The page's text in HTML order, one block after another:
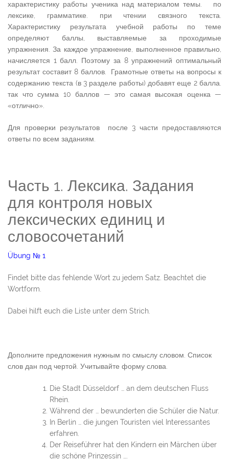
характеристику работы ученика над материалом темы. по
лексике, грамматике. при чтении связного текста.
Характеристику результата учебной работы по теме
определяют баллы, выставляемые за проходимые
упражнения. За каждое упражнение, выполненное правильно,
начисляется 1 балл. Поэтому за 8 упражнений оптимальный
результат составит 8 баллов. Грамотные ответы на вопросы к
содержанию текста (в 3 разделе работы) добавят еще 2 балла.
так что сумма 10 баллов — это самая высокая оценка —
«отлично».
Для проверки результатов после 3 части предоставляются
ответы по всем заданиям.
Часть 1. Лексика. Задания
для контроля новых
лексических единиц и
словосочетаний
Übung № 1
Findet bitte das fehlende Wort zu jedem Satz. Beachtet die
Wortform.
Dabei hilft euch die Liste unter dem Strich.
Дополните предложения нужным по смыслу словом. Список
слов дан под чертой. Учитывайте форму слова.
Die Stadt Düsseldorf … an dem deutschen Fluss
Rhein.
Während der … bewunderten die Schüler die Natur.
In Berlin … die jungen Touristen viel Interessantes
erfahren.
Der Reiseführer hat den Kindern ein Märchen über
die schöne Prinzessin ….